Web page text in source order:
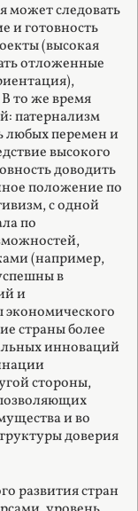
может следовать
и готовность
(высокая
отложенные
то же время
патернализм
любых перемен и
высокого
доводить
положение по
с одной
по
(например,
в
и
страны более
инноваций
стороны,
и во
доверия
развития стран